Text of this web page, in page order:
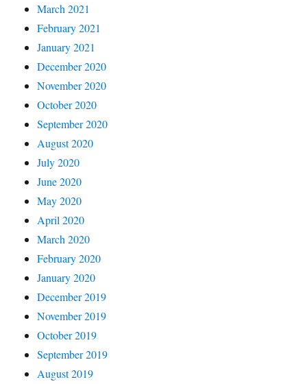
March 2021
February 2021
January 2021
December 2020
November 2020
October 2020
September 2020
August 2020
July 2020
June 2020
May 2020
April 2020
March 2020
February 2020
January 2020
December 2019
November 2019
October 2019
September 2019
August 2019